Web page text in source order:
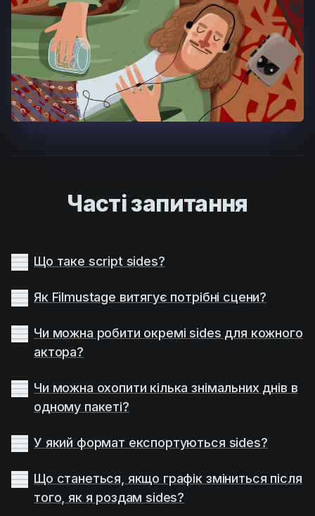
Часті запитання
Що таке script sides?
Як Filmustage витягує потрібні сцени?
Чи можна робити окремі sides для кожного
актора?
Чи можна охопити кілька знімальних днів в
одному пакеті?
У який формат експортуються sides?
Що станеться, якщо графік зміниться після
того, як я роздам sides?